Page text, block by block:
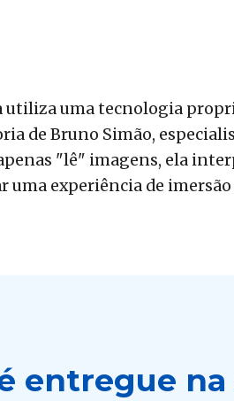
utiliza uma tecnologia
de Bruno Simão,
"lê" imagens, ela
experiência de
entregue